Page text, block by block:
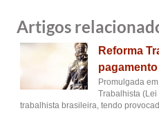
Artigos
Reforma
Promulgada
Trabalhista (Lei
trabalhista brasileira, tendo